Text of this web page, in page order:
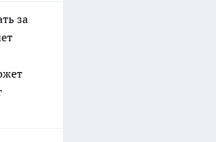
за